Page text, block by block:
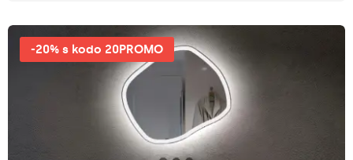
-20% s kodo 20PROMO